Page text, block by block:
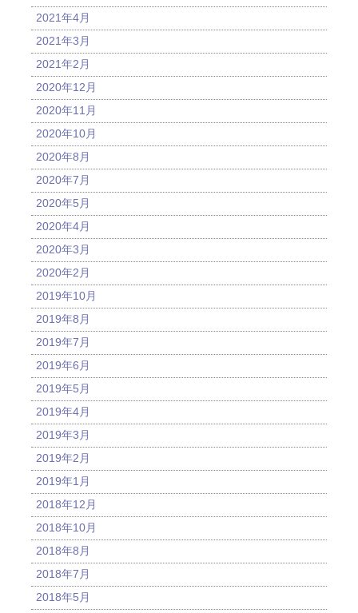
2021年4月
2021年3月
2021年2月
2020年12月
2020年11月
2020年10月
2020年8月
2020年7月
2020年5月
2020年4月
2020年3月
2020年2月
2019年10月
2019年8月
2019年7月
2019年6月
2019年5月
2019年4月
2019年3月
2019年2月
2019年1月
2018年12月
2018年10月
2018年8月
2018年7月
2018年5月